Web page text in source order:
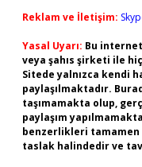
Reklam ve İletişim:
Yasal Uyarı: Bu
veya şahıs şirketi ile
Sitede yalnızca kendi
paylaşılmaktadır.
taşımamakta olup,
paylaşım
benzerlikleri
taslak halindedir ve